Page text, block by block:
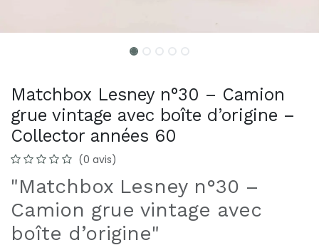
Matchbox Lesney n°30 – Camion
grue vintage avec boîte d’origine –
Collector années 60
(0 avis)
"Matchbox Lesney n°30 –
Camion grue vintage avec
boîte d’origine"